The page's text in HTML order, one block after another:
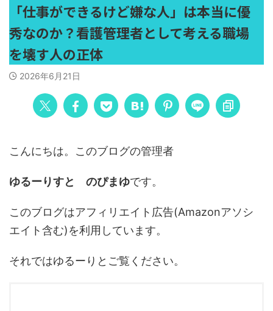
「仕事ができるけど嫌な人」は本当に優
秀なのか？看護管理者として考える職場
を壊す人の正体
2026年6月21日
こんにちは。このブログの管理者
ゆるーりすと のぴまゆです。
このブログはアフィリエイト広告(Amazonアソシ
エイト含む)を利用しています。
それではゆるーりとご覧ください。